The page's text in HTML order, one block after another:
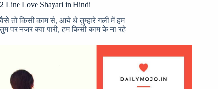
2 Line Love Shayari in Hindi
वैसे तो किसी काम से, आये थे तुम्हारे गली में हम
तुम पर नजर क्या पारी, हम किसी काम के ना रहे